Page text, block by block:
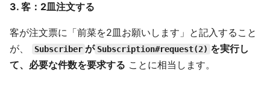
3. 客：2皿注文する
客が注文票に「前菜を2皿お願いします」と記入すること
が、
Subscriber が Subscription#request(2) を実行し
て、必要な件数を要求する ことに相当します。